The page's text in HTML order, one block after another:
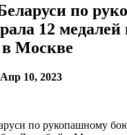
по
12 медалей
Москве
Апр 10, 2023